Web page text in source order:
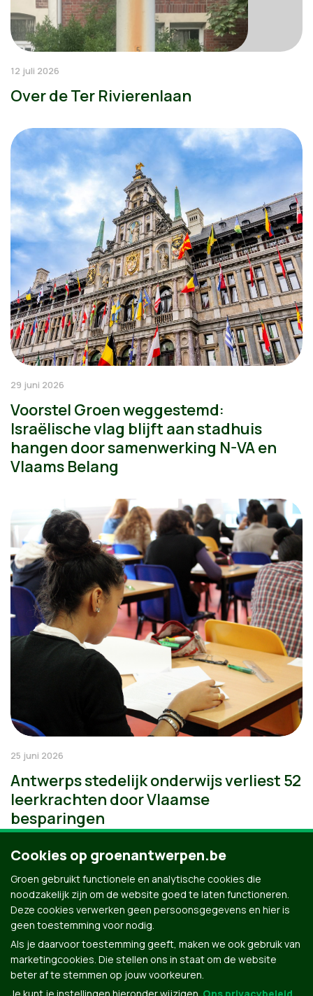
12 juli 2026
Over de Ter Rivierenlaan
29 juni 2026
Voorstel Groen weggestemd:
Israëlische vlag blijft aan stadhuis
hangen door samenwerking N-VA en
Vlaams Belang
25 juni 2026
Antwerps stedelijk onderwijs verliest 52
leerkrachten door Vlaamse
besparingen
Cookies op groenantwerpen.be
Groen gebruikt functionele en analytische cookies die
noodzakelijk zijn om de website goed te laten functioneren.
Deze cookies verwerken geen persoonsgegevens en hier is
geen toestemming voor nodig.
Als je daarvoor toestemming geeft, maken we ook gebruik van
marketingcookies. Die stellen ons in staat om de website
beter af te stemmen op jouw voorkeuren.